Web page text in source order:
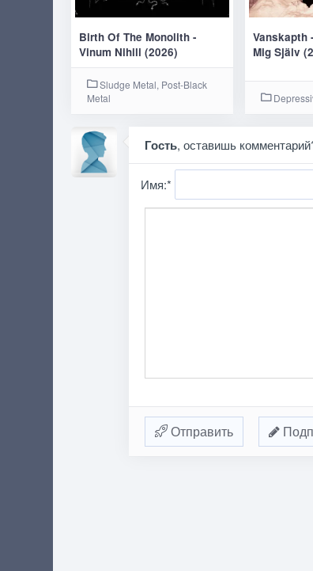
Birth Of The Monolith -
Vinum Nihili (2026)
Sludge Metal, Post-Black
Metal
Vanskapth
Mig Själv
Гость, оставишь
Имя:*
Отправить